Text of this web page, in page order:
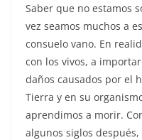
Saber que no estamos
vez seamos muchos a
consuelo vano. En
con los vivos, a
daños causados por el
Tierra y en su
aprendimos a morir.
algunos siglos